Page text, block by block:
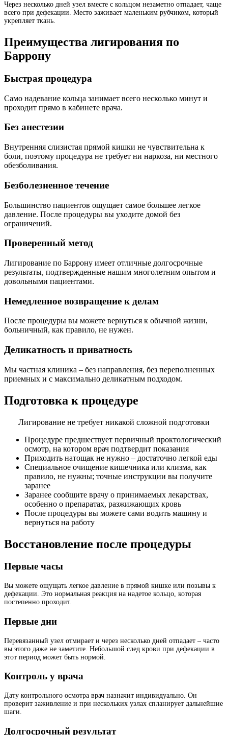
Через несколько дней узел вместе с кольцом незаметно отпадает, чаще
всего при дефекации. Место заживает маленьким рубчиком, который
укрепляет ткань.
Преимущества лигирования по
Баррону
Быстрая процедура
Само надевание кольца занимает всего несколько минут и
проходит прямо в кабинете врача.
Без анестезии
Внутренняя слизистая прямой кишки не чувствительна к
боли, поэтому процедура не требует ни наркоза, ни местного
обезболивания.
Безболезненное течение
Большинство пациентов ощущает самое большее легкое
давление. После процедуры вы уходите домой без
ограничений.
Проверенный метод
Лигирование по Баррону имеет отличные долгосрочные
результаты, подтвержденные нашим многолетним опытом и
довольными пациентами.
Немедленное возвращение к делам
После процедуры вы можете вернуться к обычной жизни,
больничный, как правило, не нужен.
Деликатность и приватность
Мы частная клиника – без направления, без переполненных
приемных и с максимально деликатным подходом.
Подготовка к процедуре
Лигирование не требует никакой сложной подготовки
Процедуре предшествует первичный проктологический
осмотр, на котором врач подтвердит показания
Приходить натощак не нужно – достаточно легкой еды
Специальное очищение кишечника или клизма, как
правило, не нужны; точные инструкции вы получите
заранее
Заранее сообщите врачу о принимаемых лекарствах,
особенно о препаратах, разжижающих кровь
После процедуры вы можете сами водить машину и
вернуться на работу
Восстановление после процедуры
Первые часы
Вы можете ощущать легкое давление в прямой кишке или позывы к
дефекации. Это нормальная реакция на надетое кольцо, которая
постепенно проходит.
Первые дни
Перевязанный узел отмирает и через несколько дней отпадает – часто
вы этого даже не заметите. Небольшой след крови при дефекации в
этот период может быть нормой.
Контроль у врача
Дату контрольного осмотра врач назначит индивидуально. Он
проверит заживление и при нескольких узлах спланирует дальнейшие
шаги.
Долгосрочный результат